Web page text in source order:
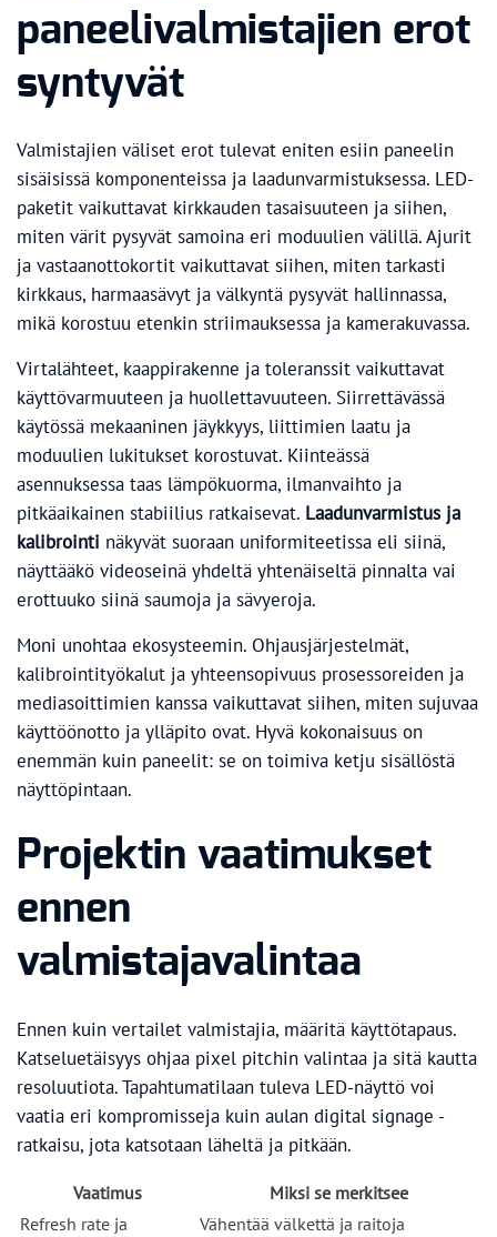
paneelivalmistajien erot
syntyvät
Valmistajien väliset erot tulevat eniten esiin paneelin
sisäisissä komponenteissa ja laadunvarmistuksessa. LED-
paketit vaikuttavat kirkkauden tasaisuuteen ja siihen,
miten värit pysyvät samoina eri moduulien välillä. Ajurit
ja vastaanottokortit vaikuttavat siihen, miten tarkasti
kirkkaus, harmaasävyt ja välkyntä pysyvät hallinnassa,
mikä korostuu etenkin striimauksessa ja kamerakuvassa.
Virtalähteet, kaappirakenne ja toleranssit vaikuttavat
käyttövarmuuteen ja huollettavuuteen. Siirrettävässä
käytössä mekaaninen jäykkyys, liittimien laatu ja
moduulien lukitukset korostuvat. Kiinteässä
asennuksessa taas lämpökuorma, ilmanvaihto ja
pitkäaikainen stabiilius ratkaisevat. Laadunvarmistus ja
kalibrointi näkyvät suoraan uniformiteetissa eli siinä,
näyttääkö videoseinä yhdeltä yhtenäiseltä pinnalta vai
erottuuko siinä saumoja ja sävyeroja.
Moni unohtaa ekosysteemin. Ohjausjärjestelmät,
kalibrointityökalut ja yhteensopivuus prosessoreiden ja
mediasoittimien kanssa vaikuttavat siihen, miten sujuvaa
käyttöönotto ja ylläpito ovat. Hyvä kokonaisuus on
enemmän kuin paneelit: se on toimiva ketju sisällöstä
näyttöpintaan.
Projektin vaatimukset
ennen
valmistajavalintaa
Ennen kuin vertailet valmistajia, määritä käyttötapaus.
Katseluetäisyys ohjaa pixel pitchin valintaa ja sitä kautta
resoluutiota. Tapahtumatilaan tuleva LED-näyttö voi
vaatia eri kompromisseja kuin aulan digital signage -
ratkaisu, jota katsotaan läheltä ja pitkään.
Vaatimus
Miksi se merkitsee
Refresh rate ja
Vähentää välkettä ja raitoja